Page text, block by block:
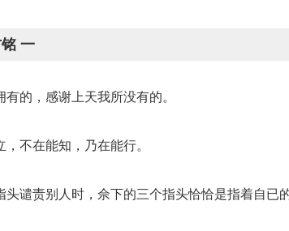
一
有的，感谢上天我所没有的。
不在能知，乃在能行。
头谴责别人时，佘下的三个指头恰恰是指着自已的